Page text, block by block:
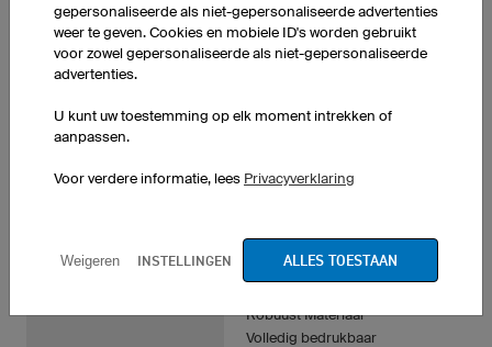
Bedrukbare binnenzijde
1 stuk: € 29,00 per stuk
Sportrugzak Basic
Robuust Materiaal
Volledig bedrukbaar
gepersonaliseerde als niet-gepersonaliseerde advertenties
weer te geven. Cookies en mobiele ID's worden gebruikt
voor zowel gepersonaliseerde als niet-gepersonaliseerde
advertenties.
U kunt uw toestemming op elk moment intrekken of
aanpassen.
Voor verdere informatie, lees Privacyverklaring
Weigeren INSTELLINGEN ALLES TOESTAAN